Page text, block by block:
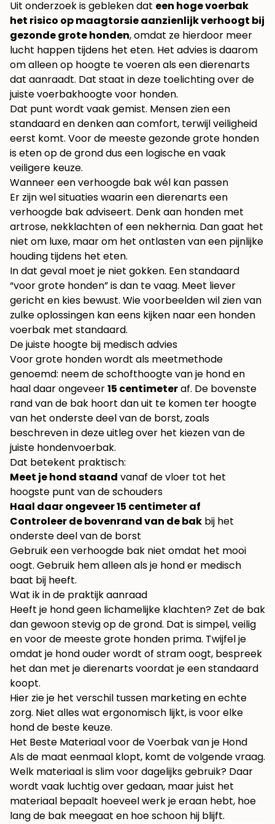
Uit onderzoek is gebleken dat een hoge voerbak
het risico op maagtorsie aanzienlijk verhoogt bij
gezonde grote honden, omdat ze hierdoor meer
lucht happen tijdens het eten. Het advies is daarom
om alleen op hoogte te voeren als een dierenarts
dat aanraadt. Dat staat indeze toelichting over de
juiste voerbakhoogte voor honden.
Dat punt wordt vaak gemist. Mensen zien een
standaard en denken aan comfort, terwijl veiligheid
eerst komt. Voor de meeste gezonde grote honden
is eten op de grond dus een logische en vaak
veiligere keuze.
Wanneer een verhoogde bak wél kan passen
Er zijn wel situaties waarin een dierenarts een
verhoogde bak adviseert. Denk aan honden met
artrose, nekklachten of een nekhernia. Dan gaat het
niet om luxe, maar om het ontlasten van een pijnlijke
houding tijdens het eten.
In dat geval moet je niet gokken. Een standaard
“voor grote honden” is dan te vaag. Meet liever
gericht en kies bewust. Wie voorbeelden wil zien van
zulke oplossingen kan eens kijken naar een honden
voerbak met standaard.
De juiste hoogte bij medisch advies
Voor grote honden wordt als meetmethode
genoemd: neem de schofthoogte van je hond en
haal daar ongeveer15 centimeteraf. De bovenste
rand van de bak hoort dan uit te komen ter hoogte
van het onderste deel van de borst, zoals
beschreven indeze uitleg over het kiezen van de
juiste hondenvoerbak.
Dat betekent praktisch:
Meet je hond staand vanaf de vloer tot het
hoogste punt van de schouders
Haal daar ongeveer 15 centimeter af
Controleer de bovenrand van de bak bij het
onderste deel van de borst
Gebruik een verhoogde bak niet omdat het mooi
oogt. Gebruik hem alleen als je hond er medisch
baat bij heeft.
Wat ik in de praktijk aanraad
Heeft je hond geen lichamelijke klachten? Zet de bak
dan gewoon stevig op de grond. Dat is simpel, veilig
en voor de meeste grote honden prima. Twijfel je
omdat je hond ouder wordt of stram oogt, bespreek
het dan met je dierenarts voordat je een standaard
koopt.
Hier zie je het verschil tussen marketing en echte
zorg. Niet alles wat ergonomisch lijkt, is voor elke
hond de beste keuze.
Het Beste Materiaal voor de Voerbak van je Hond
Als de maat eenmaal klopt, komt de volgende vraag.
Welk materiaal is slim voor dagelijks gebruik? Daar
wordt vaak luchtig over gedaan, maar juist het
materiaal bepaalt hoeveel werk je eraan hebt, hoe
lang de bak meegaat en hoe schoon hij blijft.